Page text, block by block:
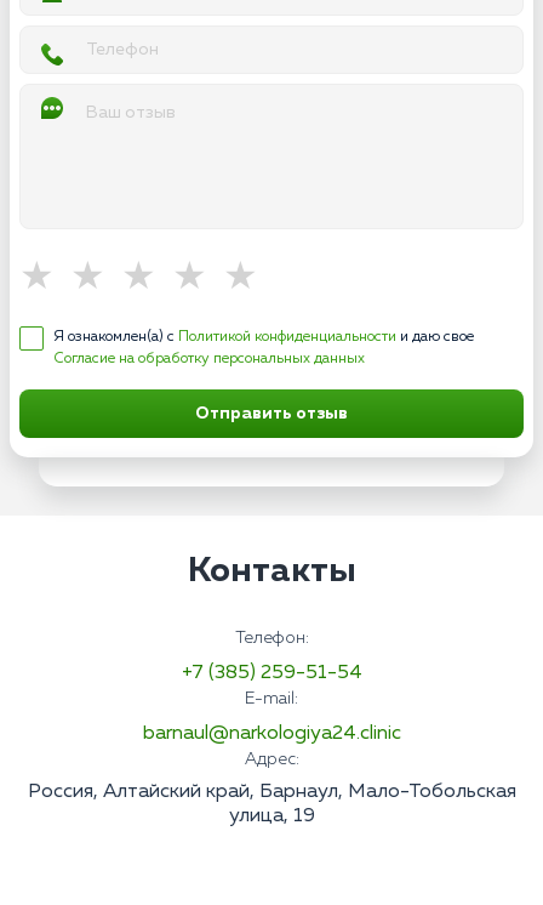
Я ознакомлен(а) с Политикой конфиденциальности и даю свое
Согласие на обработку персональных данных
Отправить отзыв
Контакты
Телефон:
+7 (385) 259-51-54
E-mail:
barnaul@narkologiya24.clinic
Адрес:
Россия, Алтайский край, Барнаул, Мало-Тобольская
улица, 19